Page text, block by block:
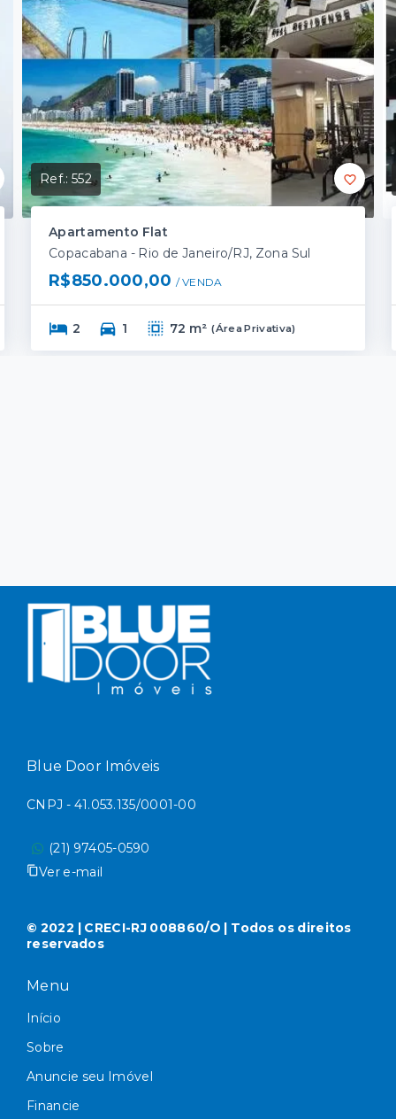
Ref.:552
Apartamento Flat
Copacabana - Rio de Janeiro/RJ, Zona Sul
R$850.000,00 / VENDA
2 1 72 m² (Área Privativa)
Blue Door Imóveis
CNPJ - 41.053.135/0001-00
(21) 97405-0590
Ver e-mail
© 2022 | CRECI-RJ 008860/O | Todos os direitos
reservados
Menu
Início
Sobre
Anuncie seu Imóvel
Financie